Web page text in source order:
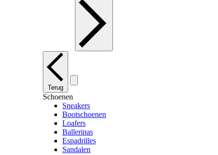
Terug
Schoenen
Sneakers
Bootschoenen
Loafers
Ballerinas
Espadrilles
Sandalen